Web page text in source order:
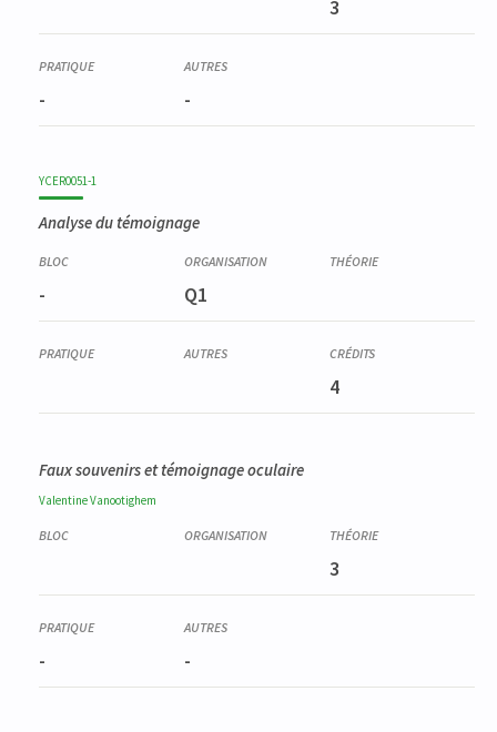
3
- -
YCER0051-1
Analyse du témoignage
- Q1
4
Faux souvenirs et témoignage oculaire
ValentineVanootighem
3
- -